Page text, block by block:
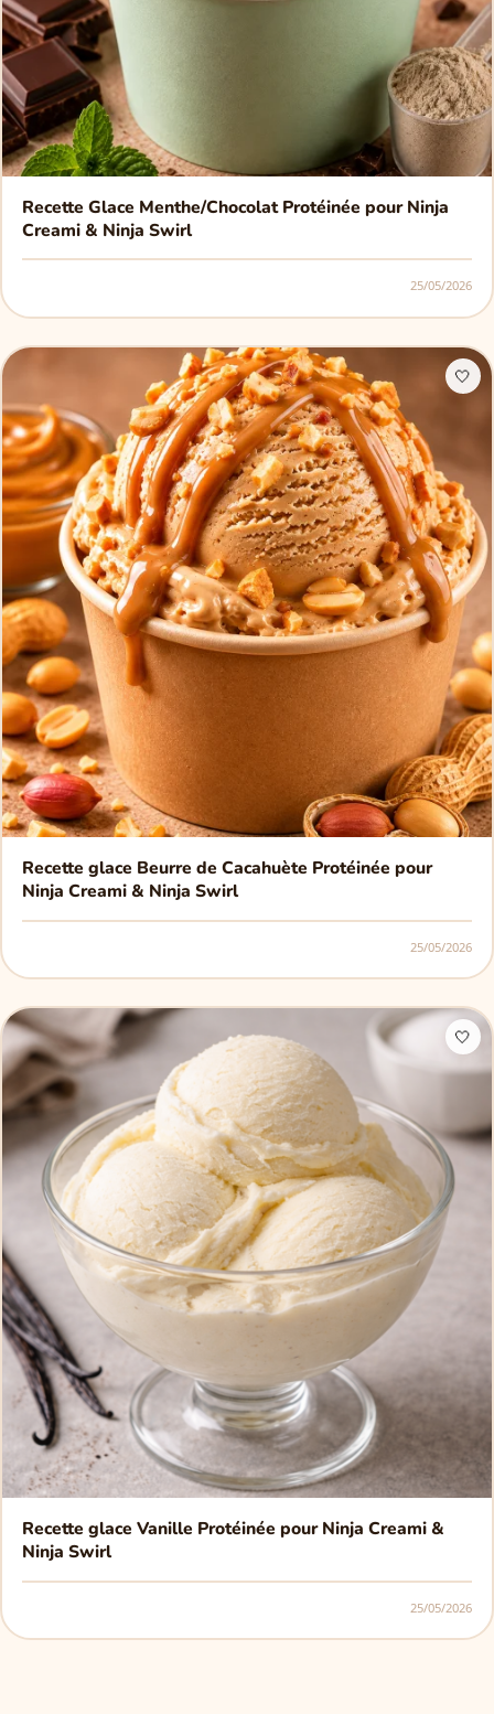
Recette Glace Menthe/Chocolat Protéinée pour Ninja
Creami & Ninja Swirl
25/05/2026
🤍
Recette glace Beurre de Cacahuète Protéinée pour
Ninja Creami & Ninja Swirl
25/05/2026
🤍
Recette glace Vanille Protéinée pour Ninja Creami &
Ninja Swirl
25/05/2026